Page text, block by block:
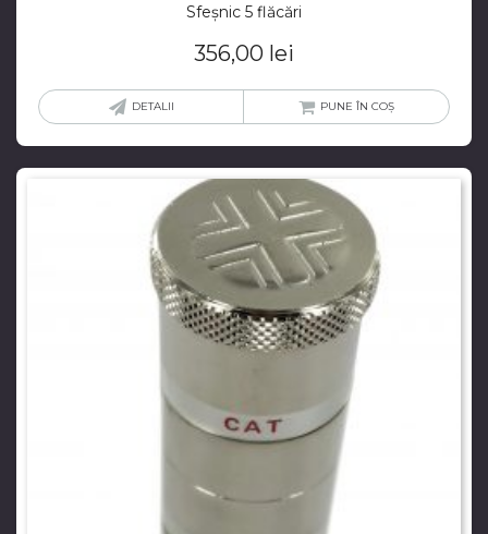
Sfeșnic 5 flăcări
356,00 lei
DETALII PUNE ÎN COȘ